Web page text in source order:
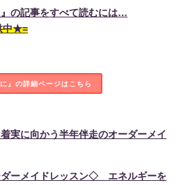
の記事をすべて読むには…
中★=
に』の詳細ページはこちら
実に向かう半年伴走のオーダーメイ
ダーメイドレッスン◇ エネルギーを